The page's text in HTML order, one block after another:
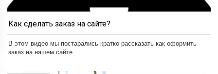
Как сделать заказ на сайте?
В этом видео мы постарались кратко рассказать как оформить
заказ на нашем сайте.